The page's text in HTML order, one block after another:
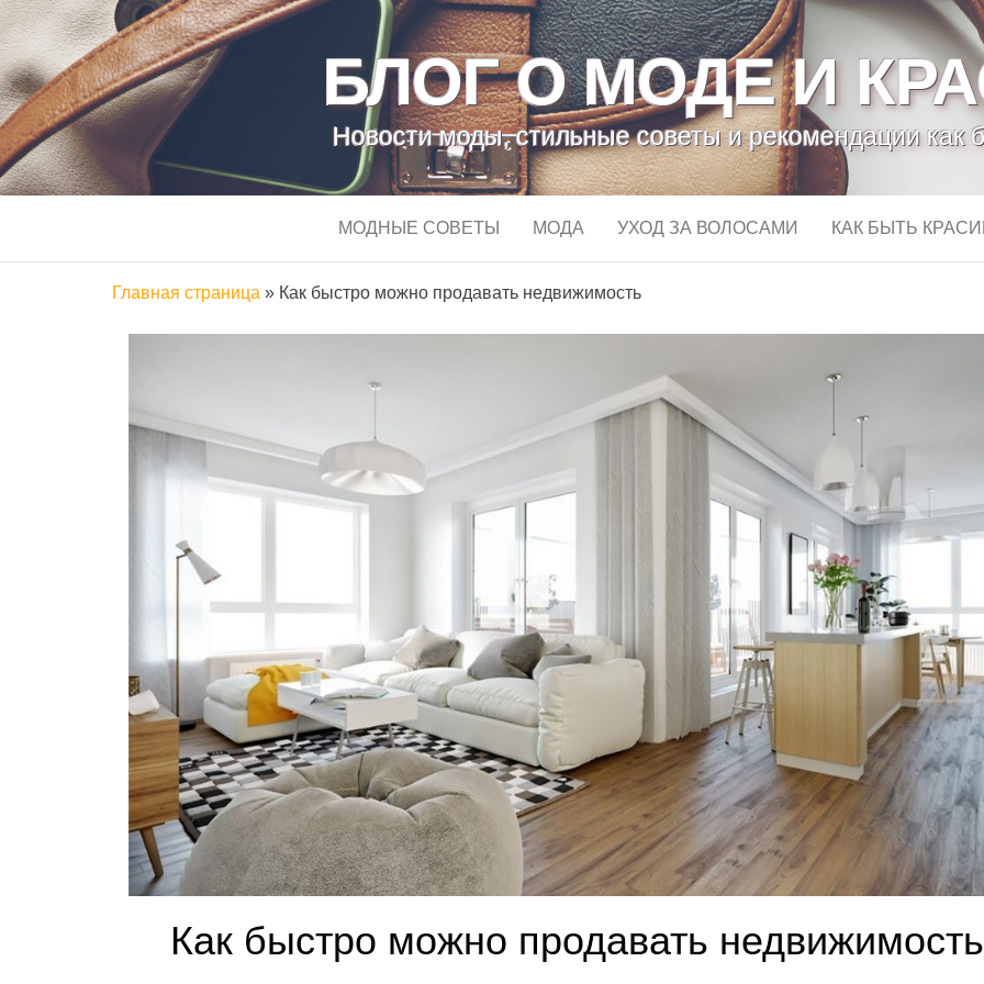
БЛОГ О МОДЕ И
Новости моды, стильные советы и рекомендации как
МОДНЫЕ СОВЕТЫ МОДА УХОД ЗА ВОЛОСАМИ КАК БЫТЬ
Главная страница » Как быстро можно продавать недвижимость
Как быстро можно продавать недвижимость